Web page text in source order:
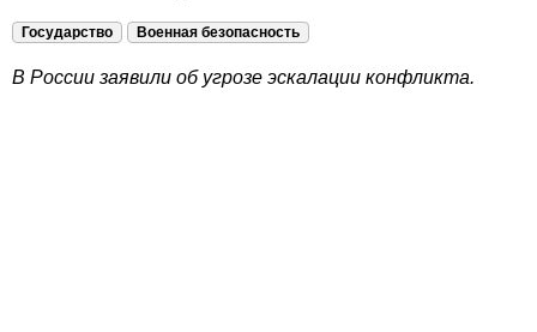
Государство Военная безопасность
В России заявили об угрозе эскалации конфликта.